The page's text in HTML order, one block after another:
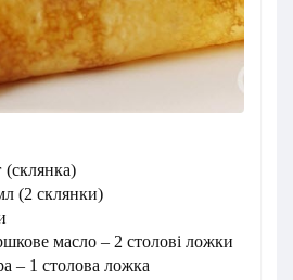
(2 склянки)
масло – 2 столові ложки
– 1 столова ложка